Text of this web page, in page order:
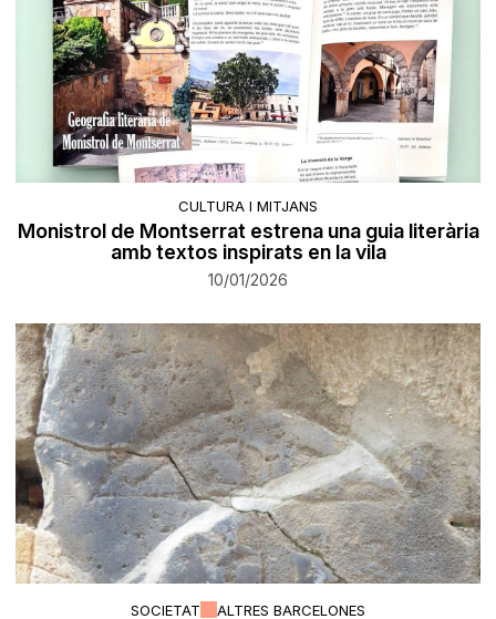
CULTURA I MITJANS
Monistrol de Montserrat estrena una guia literària
amb textos inspirats en la vila
10/01/2026
SOCIETAT ALTRES BARCELONES